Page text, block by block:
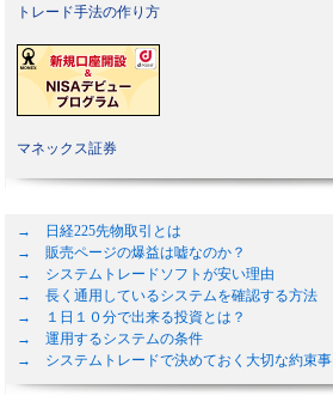
トレード手法の作り方
マネックス証券
→ 日経225先物取引とは
→ 販売ページの爆益は嘘なのか？
→ システムトレードソフトが安い理由
→ 長く通用しているシステムを確認する方法
→ １日１０分で出来る投資とは？
→ 運用するシステムの条件
→ システムトレードで決めておく大切な約束事